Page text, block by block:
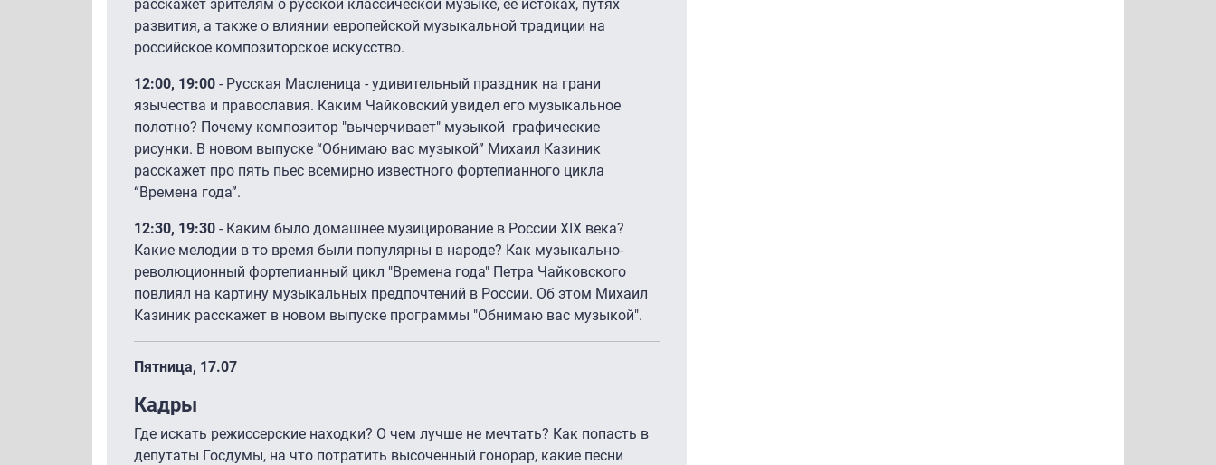
расскажет зрителям о русской классической музыке, её истоках, путях
развития, а также о влиянии европейской музыкальной традиции на
российское композиторское искусство.
12:00, 19:00 - Русская Масленица - удивительный праздник на грани
язычества и православия. Каким Чайковский увидел его музыкальное
полотно? Почему композитор "вычерчивает" музыкой графические
рисунки. В новом выпуске “Обнимаю вас музыкой” Михаил Казиник
расскажет про пять пьес всемирно известного фортепианного цикла
“Времена года”.
12:30, 19:30 - Каким было домашнее музицирование в России XIX века?
Какие мелодии в то время были популярны в народе? Как музыкально-
революционный фортепианный цикл "Времена года" Петра Чайковского
повлиял на картину музыкальных предпочтений в России. Об этом Михаил
Казиник расскажет в новом выпуске программы "Обнимаю вас музыкой".
Пятница, 17.07
Кадры
Где искать режиссерские находки? О чем лучше не мечтать? Как попасть в
депутаты Госдумы, на что потратить высоченный гонорар, какие песни